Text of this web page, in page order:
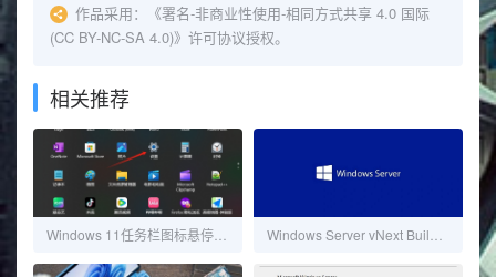
作品采用：
《署名-非商业性使用-相同方式共享 4.0 国际
(CC BY-NC-SA 4.0)》许可协议授权。
相关推荐